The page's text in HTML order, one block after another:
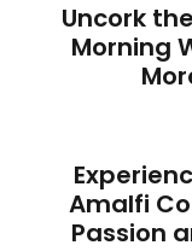
Uncork
Morning
Amalfi
Passion